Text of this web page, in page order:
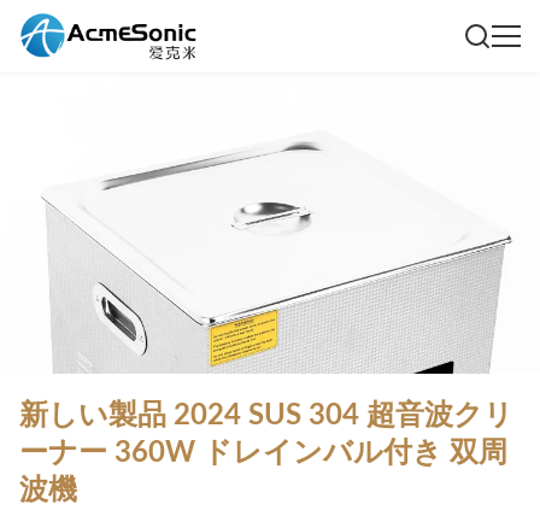
新しい製品 2024 SUS 304 超音波クリ
ーナー 360W ドレインバル付き 双周
波機